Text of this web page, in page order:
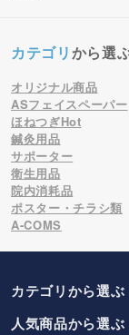
カテゴリから選
オリジナル商品
ASフェイスペーパー
ほねつぎHot
鍼灸用品
サポーター
衛生用品
院内消耗品
ポスター・チラシ類
A-COMS
カテゴリから選ぶ
人気商品から選ぶ